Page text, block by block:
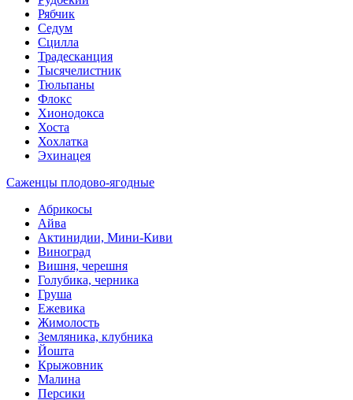
Рябчик
Седум
Сцилла
Традесканция
Тысячелистник
Тюльпаны
Флокс
Хионодокса
Хоста
Хохлатка
Эхинацея
Саженцы плодово-ягодные
Абрикосы
Айва
Актинидии, Мини-Киви
Виноград
Вишня, черешня
Голубика, черника
Груша
Ежевика
Жимолость
Земляника, клубника
Йошта
Крыжовник
Малина
Персики